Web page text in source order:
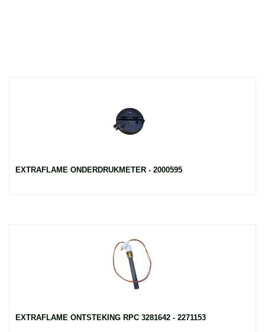
EXTRAFLAME ONDERDRUKMETER - 2000595
EXTRAFLAME ONTSTEKING RPC 3281642 - 2271153